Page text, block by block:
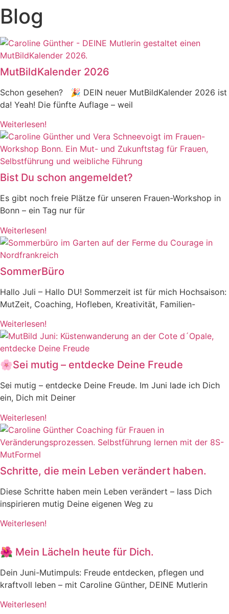
Zum
Inhalt
springen
Blog
MutBildKalender 2026
Schon gesehen? 🎉 DEIN neuer MutBildKalender 2026 ist
da! Yeah! Die fünfte Auflage – weil
Weiterlesen!
Bist Du schon angemeldet?
Es gibt noch freie Plätze für unseren Frauen-Workshop in
Bonn – ein Tag nur für
Weiterlesen!
SommerBüro
Hallo Juli – Hallo DU! Sommerzeit ist für mich Hochsaison:
MutZeit, Coaching, Hofleben, Kreativität, Familien-
Weiterlesen!
🌸Sei mutig – entdecke Deine Freude
Sei mutig – entdecke Deine Freude. Im Juni lade ich Dich
ein, Dich mit Deiner
Weiterlesen!
Schritte, die mein Leben verändert haben.
Diese Schritte haben mein Leben verändert – lass Dich
inspirieren mutig Deine eigenen Weg zu
Weiterlesen!
🌺 Mein Lächeln heute für Dich.
Dein Juni-Mutimpuls: Freude entdecken, pflegen und
kraftvoll leben – mit Caroline Günther, DEINE Mutlerin
Weiterlesen!